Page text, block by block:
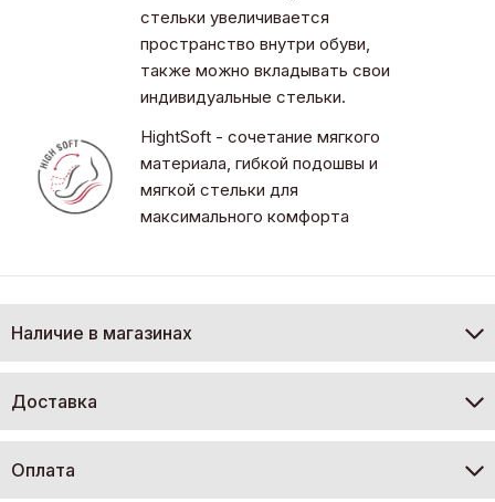
стельки увеличивается
пространство внутри обуви,
также можно вкладывать свои
индивидуальные стельки.
HightSoft - сочетание мягкого
материала, гибкой подошвы и
мягкой стельки для
максимального комфорта
Наличие в магазинах
Доставка
Оплата